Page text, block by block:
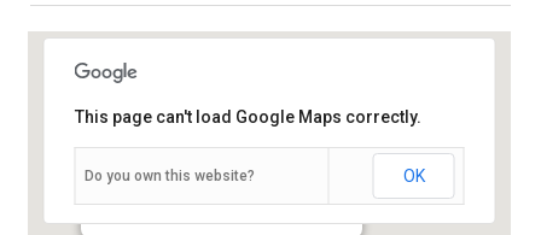
Hauptplatz des Sportgeländes - Würzburg
Veranstaltungen
This page can't load Google Maps correctly.
Do you own this website? OK